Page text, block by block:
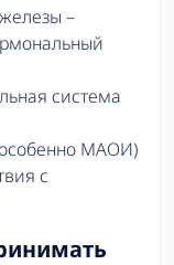
–
система
МАОИ)
с